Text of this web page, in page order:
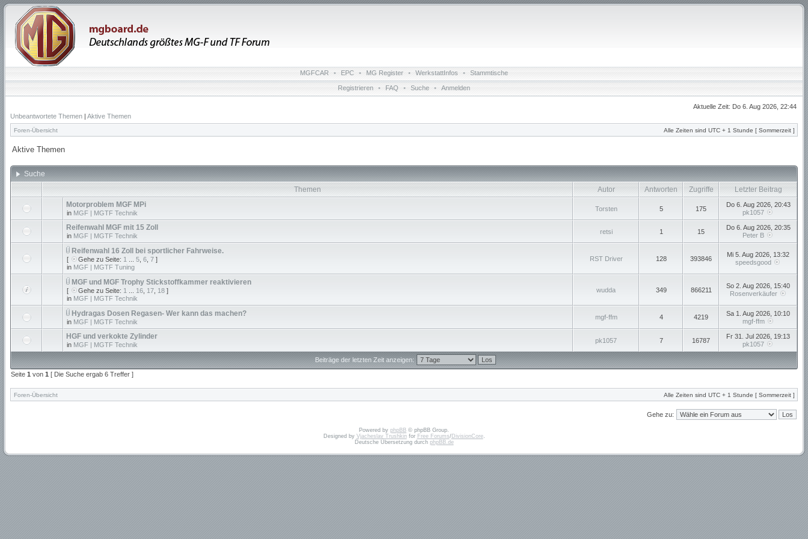
MGFCAR • EPC • MG Register • WerkstattInfos • Stammtische
Registrieren • FAQ • Suche • Anmelden
Aktuelle Zeit: Do 6. Aug 2026, 22:44
Unbeantwortete Themen | Aktive Themen
Foren-Übersicht Alle Zeiten sind UTC + 1 Stunde [ Sommerzeit ]
Aktive Themen
Suche
Themen
Autor Antworten Zugriffe
Letzter Beitrag
Motorproblem MGF MPi
in MGF | MGTF Technik
Torsten 5 175
Do 6. Aug 2026, 20:43
pk1057
Reifenwahl MGF mit 15 Zoll
in MGF | MGTF Technik
retsi 1 15
Do 6. Aug 2026, 20:35
Peter B
Reifenwahl 16 Zoll bei sportlicher Fahrweise.
[ Gehe zu Seite: 1 5 6 7 ]
in MGF | MGTF Tuning
RST Driver 128 393846
Mi 5. Aug 2026, 13:32
speedsgood
MGF und MGF Trophy Stickstoffkammer reaktivieren
[ Gehe zu Seite: 1 16 17 18 ]
in MGF | MGTF Technik
wudda 349 866211
So 2. Aug 2026, 15:40
Rosenverkäufer
Hydragas Dosen Regasen- Wer kann das machen?
in MGF | MGTF Technik
mgf-ffm 4 4219
Sa 1. Aug 2026, 10:10
mgf-ffm
HGF und verkokte Zylinder
in MGF | MGTF Technik
pk1057 7 16787
Fr 31. Jul 2026, 19:13
pk1057
Beiträge der letzten Zeit anzeigen:
Seite 1 von 1 [ Die Suche ergab 6 Treffer ]
Foren-Übersicht Alle Zeiten sind UTC + 1 Stunde [ Sommerzeit ]
Gehe zu:
Powered by phpBB © phpBB Group.
Designed by Vjacheslav Trushkinfor Free Forums/DivisionCore.
Deutsche Übersetzung durch phpBB.de